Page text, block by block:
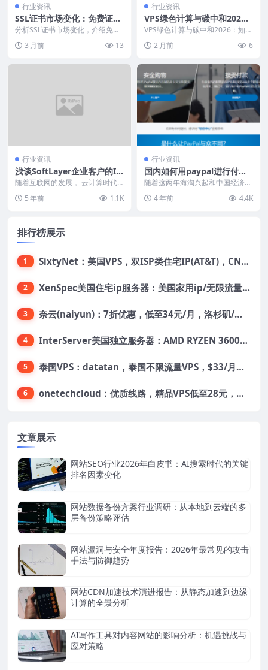
行业资讯
SSL证书市场变化：免费证书
普及，收费证书何去何从
分析SSL证书市场变化，介绍免费
长选择SSL证书提...
3 月前 13
行业资讯
VPS绿色计算与碳中和202
6：如何选择环保型服务商？
碳足迹计算与评估
VPS绿色计算与碳中和2026：如何
评估 引言 本...
2 月前 6
行业资讯
浅谈SoftLayer企业客户的Ia
aS功能服务
随着互联网的发展， 云计算时代
包含不同类型的业务需...
5 年前 1.1K
行业资讯
国内如何用paypal进行付
款、充值操作？
随着这两年海淘兴起和中国经济的
户购买国外的商品或者...
4 年前 4.4K
排行榜展示
1 SixtyNet：美国VPS，双ISP类住宅IP(AT&T)，CN2 GIA网络，超高DDoS防御，$14/月，2G内存/2核/40gSSD/5T流量/10Gbps带宽
2 XenSpec美国住宅ip服务器：美国家用ip/无限流量/10Gbps独享带宽/449美元/月起，支持支付宝
3 奈云(naiyun)：7折优惠，低至34元/月，洛杉矶/香港机房，三网CN2 GIA/CUII/高防保护，解锁Chatgpt/Tiktok
4 InterServer美国独立服务器：AMD RYZEN 3600X处理器，75美元/月，送40美元
5 泰国VPS：datatan，泰国不限流量VPS，$33/月，4G内存/3核/60gSSD
6 onetechcloud：优质线路，精品VPS低至28元，美国三网原生CN2 GIA（高防可选）、香港CN2、韩国CN2
文章展示
网站SEO行业2026年白皮书：AI搜索时代的关键
排名因素变化
网站数据备份方案行业调研：从本地到云端的多
层备份策略评估
网站漏洞与安全年度报告：2026年最常见的攻击
手法与防御趋势
网站CDN加速技术演进报告：从静态加速到边缘
计算的全景分析
AI写作工具对内容网站的影响分析：机遇挑战与
应对策略